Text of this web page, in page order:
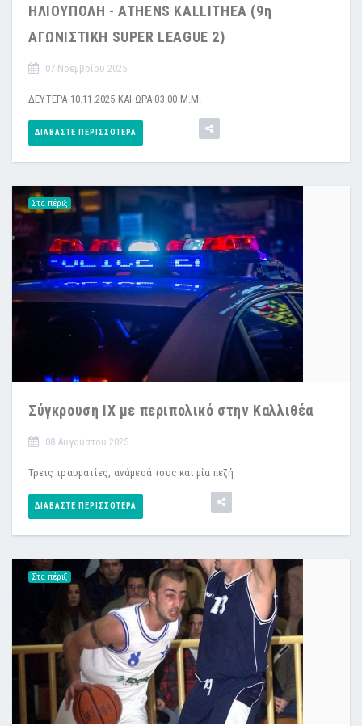
ΗΛΙΟYΠΟΛΗ - ATHENS KALLITHEA (9η
ΑΓΩΝΙΣΤΙΚΗ SUPER LEAGUE 2)
07 Νοεμβρίου 2025
ΔΕΥΤΕΡΑ 10.11.2025 ΚΑΙ ΩΡΑ 03.00 Μ.Μ.
ΔΙΑΒΆΣΤΕ ΠΕΡΙΣΣΌΤΕΡΑ
Στα πέριξ
Σύγκρουση ΙΧ με περιπολικό στην Καλλιθέα
08 Αυγούστου 2025
Τρεις τραυματίες, ανάμεσά τους και μία πεζή
ΔΙΑΒΆΣΤΕ ΠΕΡΙΣΣΌΤΕΡΑ
Στα πέριξ